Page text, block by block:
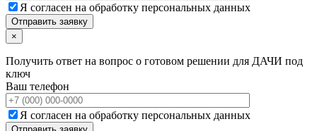
Я согласен на обработку персональных данных
×
Получить ответ на вопрос о готовом решении для ДАЧИ под
ключ
Ваш телефон
Я согласен на обработку персональных данных